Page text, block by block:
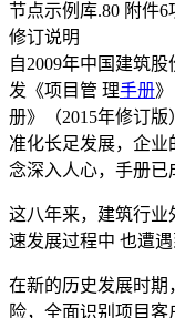
节点示例库.80 附件
修订说明
自2009年中国建筑
发《项目管 理手册
册》（2015年修订
准化长足发展，企
念深入人心，手册已
这八年来，建筑行业
速发展过程中 也遭
在新的历史发展时期
险，全面识别项目